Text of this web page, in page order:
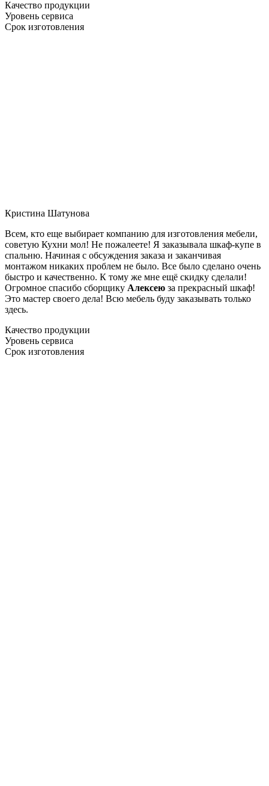
Качество продукции
Уровень сервиса
Срок изготовления
Кристина Шатунова
Всем, кто еще выбирает компанию для изготовления мебели,
советую Кухни мол! Не пожалеете! Я заказывала шкаф-купе в
спальню. Начиная с обсуждения заказа и заканчивая
монтажом никаких проблем не было. Все было сделано очень
быстро и качественно. К тому же мне ещё скидку сделали!
Огромное спасибо сборщику Алексею за прекрасный шкаф!
Это мастер своего дела! Всю мебель буду заказывать только
здесь.
Качество продукции
Уровень сервиса
Срок изготовления